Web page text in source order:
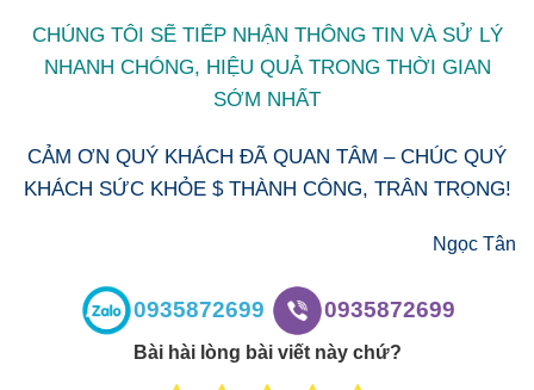
CHÚNG TÔI SẼ TIẾP NHẬN THÔNG TIN VÀ SỬ LÝ
NHANH CHÓNG, HIỆU QUẢ TRONG THỜI GIAN
SỚM NHẤT
CẢM ƠN QUÝ KHÁCH ĐÃ QUAN TÂM – CHÚC QUÝ
KHÁCH SỨC KHỎE $ THÀNH CÔNG, TRÂN TRỌNG!
Ngọc Tân
0935872699 0935872699
Bài hài lòng bài viết này chứ?